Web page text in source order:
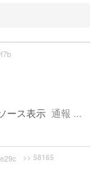
ース表示 通報 ...
>> 58165